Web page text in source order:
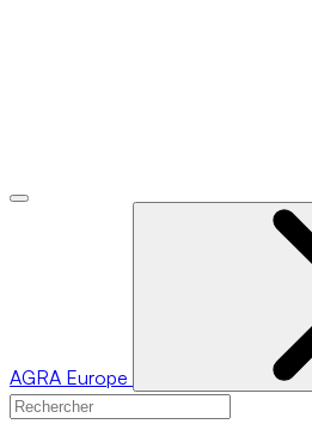
AGRA Europe